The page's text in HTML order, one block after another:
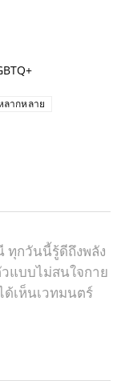
ลากหลาย
ทุกวันนี้รู้ดีถึงพลัง
แบบไม่สนใจกาย
ด้เห็นเวทมนตร์